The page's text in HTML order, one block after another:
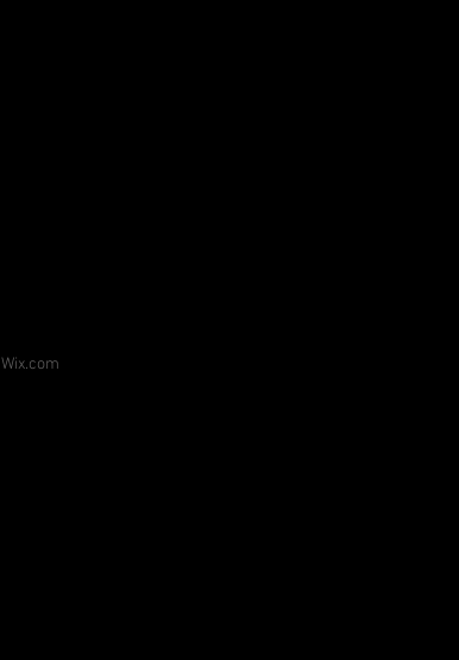
Wix.com